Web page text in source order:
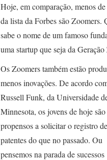
Hoje, em comparação, menos
da lista da Forbes são Zoomers.
sabe o nome de um famoso
uma startup que seja da Geração
Os Zoomers também estão
menos inovações. De acordo
Russell Funk, da Universidade
Minnesota, os jovens de hoje
propensos a solicitar o registro de
patentes do que no passado. Ou
pensemos na parada de sucessos